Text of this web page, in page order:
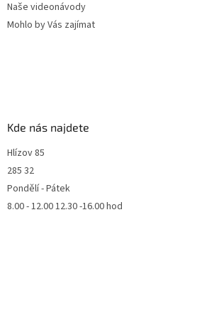
Naše videonávody
Mohlo by Vás zajímat
Kde nás najdete
Hlízov 85
285 32
Pondělí - Pátek
8.00 - 12.00 12.30 -16.00 hod